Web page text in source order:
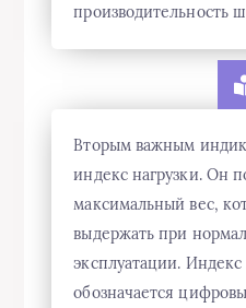
производительность
Вторым важным
индекс нагрузки. Он
максимальный вес,
выдержать при
эксплуатации. Индекс
обозначается